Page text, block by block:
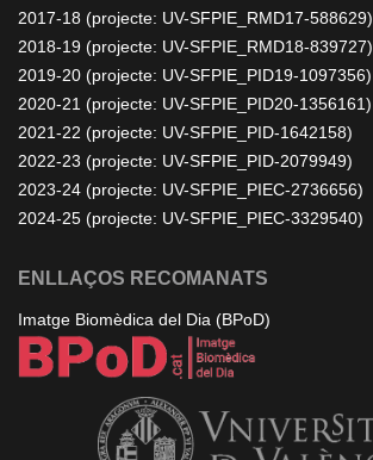
2017-18 (projecte: UV-SFPIE_RMD17-588629)
2018-19 (projecte: UV-SFPIE_RMD18-839727)
2019-20 (projecte: UV-SFPIE_PID19-1097356)
2020-21 (projecte: UV-SFPIE_PID20-1356161)
2021-22 (projecte: UV-SFPIE_PID-1642158)
2022-23 (projecte: UV-SFPIE_PID-2079949)
2023-24 (projecte: UV-SFPIE_PIEC-2736656)
2024-25 (projecte: UV-SFPIE_PIEC-3329540)
ENLLAÇOS RECOMANATS
Imatge Biomèdica del Dia (BPoD)